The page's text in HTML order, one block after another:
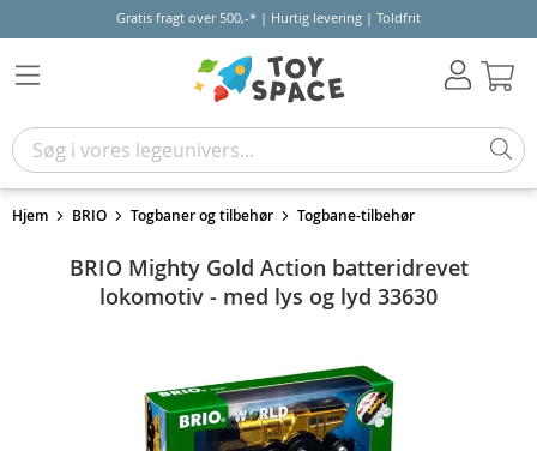
Gratis fragt over 500,-* | Hurtig levering | Toldfrit
Hjem BRIO Togbaner og tilbehør Togbane-tilbehør
BRIO Mighty Gold Action batteridrevet
lokomotiv - med lys og lyd 33630